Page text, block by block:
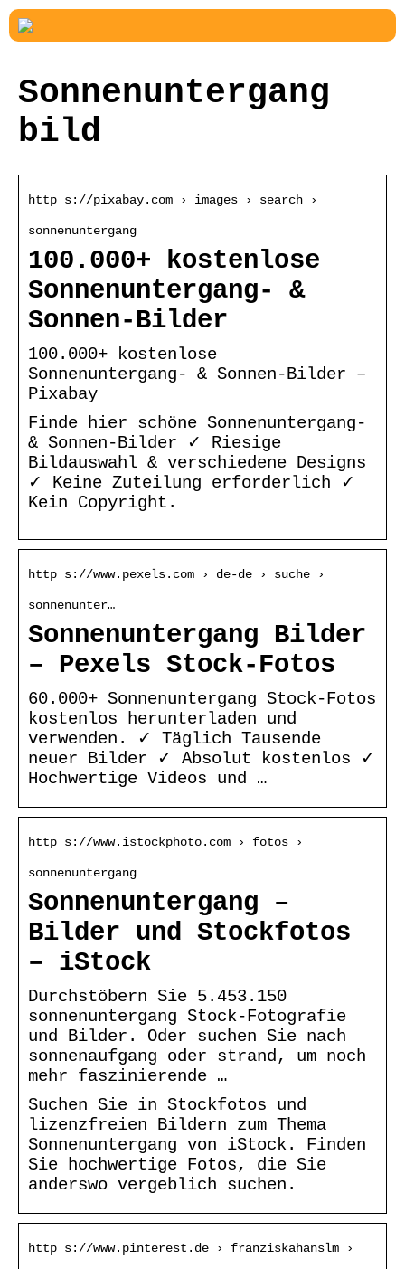
Sonnenuntergang
bild
http s://pixabay.com › images › search ›
sonnenuntergang
100.000+ kostenlose
Sonnenuntergang- &
Sonnen-Bilder
100.000+ kostenlose
Sonnenuntergang- & Sonnen-Bilder –
Pixabay
Finde hier schöne Sonnenuntergang-
& Sonnen-Bilder ✓ Riesige
Bildauswahl & verschiedene Designs
✓ Keine Zuteilung erforderlich ✓
Kein Copyright.
http s://www.pexels.com › de-de › suche ›
sonnenunter…
Sonnenuntergang Bilder
– Pexels Stock-Fotos
60.000+ Sonnenuntergang Stock-Fotos
kostenlos herunterladen und
verwenden. ✓ Täglich Tausende
neuer Bilder ✓ Absolut kostenlos ✓
Hochwertige Videos und …
http s://www.istockphoto.com › fotos ›
sonnenuntergang
Sonnenuntergang –
Bilder und Stockfotos
– iStock
Durchstöbern Sie 5.453.150
sonnenuntergang Stock-Fotografie
und Bilder. Oder suchen Sie nach
sonnenaufgang oder strand, um noch
mehr faszinierende …
Suchen Sie in Stockfotos und
lizenzfreien Bildern zum Thema
Sonnenuntergang von iStock. Finden
Sie hochwertige Fotos, die Sie
anderswo vergeblich suchen.
http s://www.pinterest.de › franziskahanslm ›